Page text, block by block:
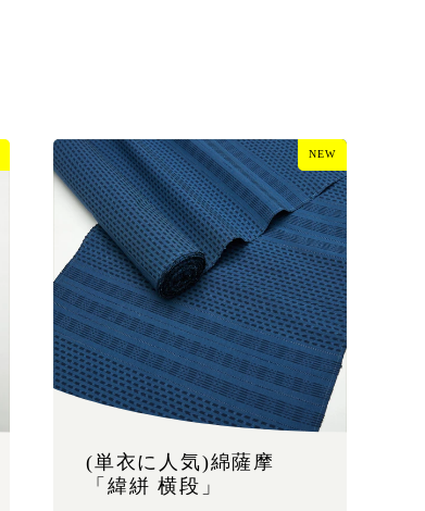
(単衣に人気)綿薩摩
「緯絣 横段」
NEW